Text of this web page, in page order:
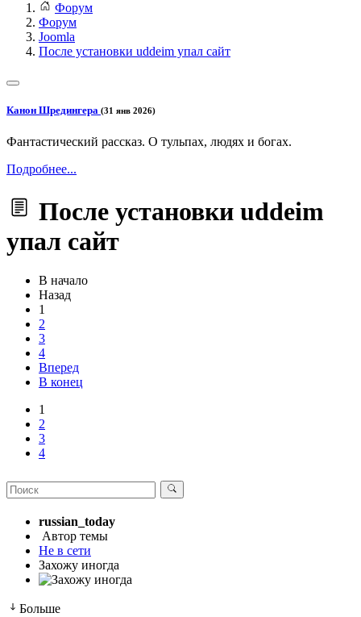
Форум
Форум
Joomla
После установки uddeim упал сайт
Канон Шредингера (31 янв 2026)
Фантастический рассказ. О тульпах, людях и богах.
Подробнее...
После установки uddeim
упал сайт
В начало
Назад
1
2
3
4
Вперед
В конец
1
2
3
4
russian_today
Автор темы
Не в сети
Захожу иногда
Больше